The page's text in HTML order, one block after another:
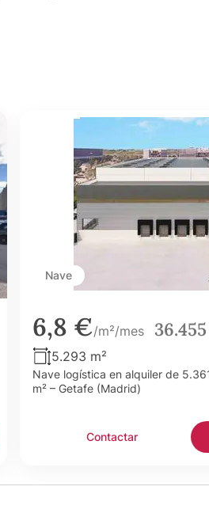
Nave
6,8 €/m²/mes
5.293 m²
Nave logística en alquiler de
m² – Getafe (Madrid)
Contactar